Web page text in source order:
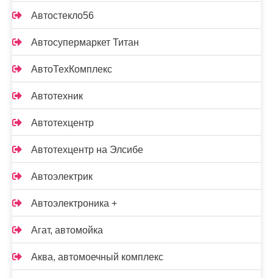
Автостекло56
Автосупермаркет Титан
АвтоТехКомплекс
Автотехник
Автотехцентр
Автотехцентр на Элсибе
Автоэлектрик
Автоэлектроника +
Агат, автомойка
Аква, автомоечный комплекс